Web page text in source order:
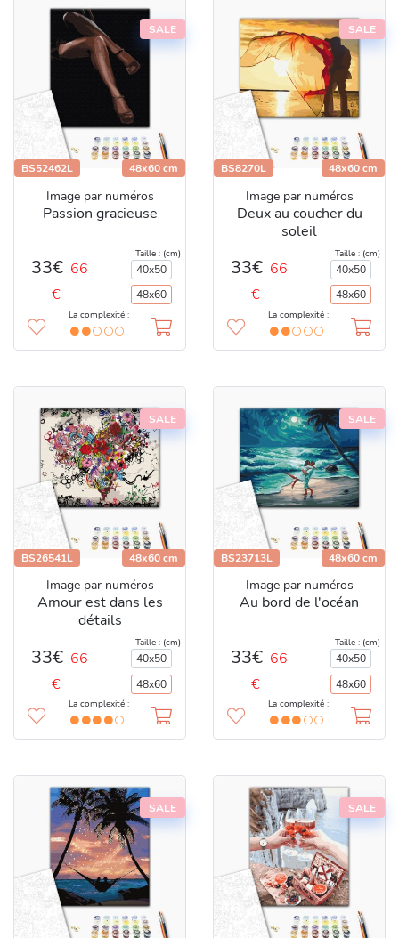
SALE
BS52462L 48x60 cm
Image par numéros
Passion gracieuse
33€ 66
€
Taille : (cm)
40x50
48x60
La complexité :
SALE
BS8270L 48x60 cm
Image par numéros
Deux au coucher du
soleil
33€ 66
€
Taille : (cm)
40x50
48x60
La complexité :
SALE
BS26541L 48x60 cm
Image par numéros
Amour est dans les
détails
33€ 66
€
Taille : (cm)
40x50
48x60
La complexité :
SALE
BS23713L 48x60 cm
Image par numéros
Au bord de l'océan
33€ 66
€
Taille : (cm)
40x50
48x60
La complexité :
SALE SALE